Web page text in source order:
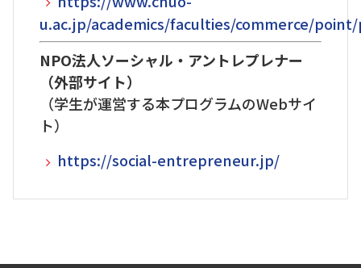
u.ac.jp/academics/faculties/commerce/
NPO法人ソーシャル・アントレプレナー
（外部サイト）
（学生が運営する本プログラムのWebサイ
ト）
https://social-entrepreneur.jp/